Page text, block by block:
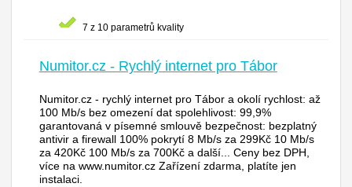
7 z 10 parametrů kvality
Numitor.cz - Rychlý internet pro Tábor
Numitor.cz - rychlý internet pro Tábor a okolí rychlost: až
100 Mb/s bez omezení dat spolehlivost: 99,9%
garantovaná v písemné smlouvě bezpečnost: bezplatný
antivir a firewall 100% pokrytí 8 Mb/s za 299Kč 10 Mb/s
za 420Kč 100 Mb/s za 700Kč a další... Ceny bez DPH,
více na www.numitor.cz Zařízení zdarma, platíte jen
instalaci.